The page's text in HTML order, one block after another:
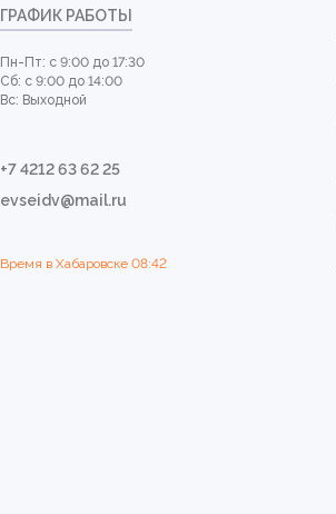
ГРАФИК РАБОТЫ
Пн-Пт: с 9:00 до 17:30
Сб: с 9:00 до 14:00
Вс: Выходной
+7 4212 63 62 25
evseidv@mail.ru
Время в Хабаровске 08:42